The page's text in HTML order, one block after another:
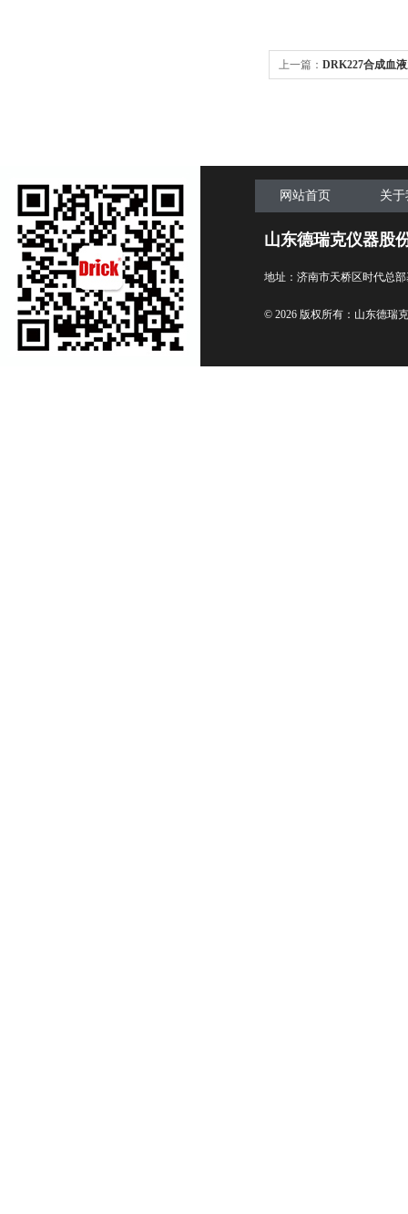
上一篇： DRK227合成血
网站首页 关
山东德瑞克仪器股
地址：济南市天桥区时代总
© 2026 版权所有：山东德瑞